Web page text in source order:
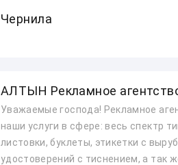
Чернила
АЛТЫН Рекламное
Уважаемые господа! Рекламное
наши услуги в сфере: весь спектр
листовки, буклеты, этикетки с
удостоверений с тиснением, а так